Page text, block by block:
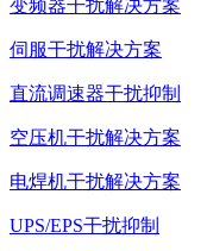
变频器干扰解决方案
伺服干扰解决方案
直流调速器干扰抑制
空压机干扰解决方案
电焊机干扰解决方案
UPS/EPS干扰抑制